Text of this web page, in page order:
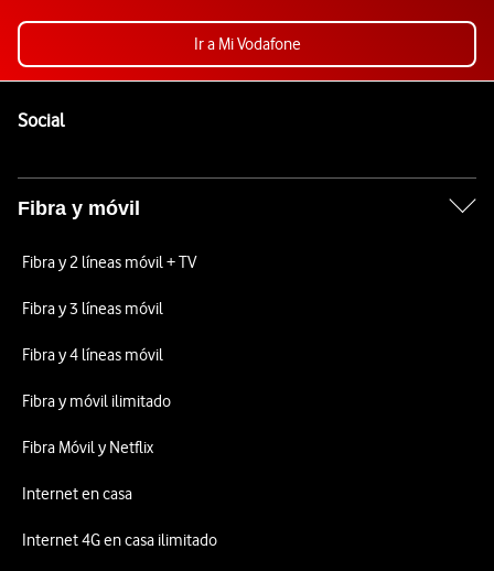
Ir a Mi Vodafone
SocialEnlaces a las redes sociales de Vodafone
Fibra y móvil
Fibra y 2 líneas móvil + TV
Fibra y 3 líneas móvil
Fibra y 4 líneas móvil
Fibra y móvil ilimitado
Fibra Móvil y Netflix
Internet en casa
Internet 4G en casa ilimitado